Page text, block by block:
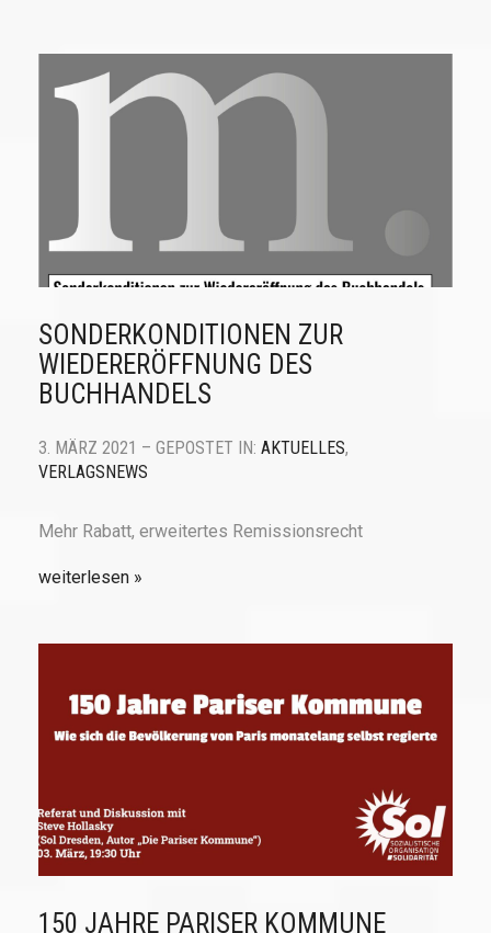
SONDERKONDITIONEN ZUR
WIEDERERÖFFNUNG DES
BUCHHANDELS
3. MÄRZ 2021 – GEPOSTET IN: AKTUELLES,
VERLAGSNEWS
Mehr Rabatt, erweitertes Remissionsrecht
weiterlesen
150 JAHRE PARISER KOMMUNE